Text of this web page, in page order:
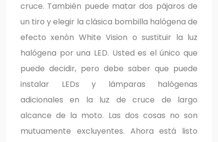
cruce. También puede matar dos pájaros de
un tiro y elegir la clásica bombilla halógena de
efecto xenón White Vision o sustituir la luz
halógena por una LED. Usted es el único que
puede decidir, pero debe saber que puede
instalar LEDs y lámparas halógenas
adicionales en la luz de cruce de largo
alcance de la moto. Las dos cosas no son
mutuamente excluyentes. Ahora está listo